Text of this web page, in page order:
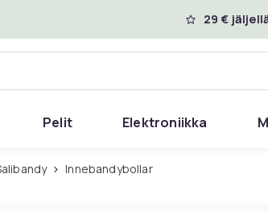
29 €
Pelit Elektroniikka
Salibandy Innebandybollar